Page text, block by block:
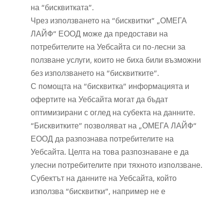
на “бисквитката”.
Чрез използването на “бисквитки” „ОМЕГА
ЛАЙФ“ ЕООД може да предостави на
потребителите на Уебсайта си по-лесни за
ползване услуги, които не биха били възможни
без използването на “бисквитките”.
С помощта на “бисквитка” информацията и
офертите на Уебсайта могат да бъдат
оптимизирани с оглед на субекта на данните.
“Бисквитките” позволяват на „ОМЕГА ЛАЙФ“
ЕООД да разпознава потребителите на
Уебсайта. Целта на това разпознаване е да
улесни потребителите при тяхното използване.
Субектът на данните на Уебсайта, който
използва “бисквитки”, например не е